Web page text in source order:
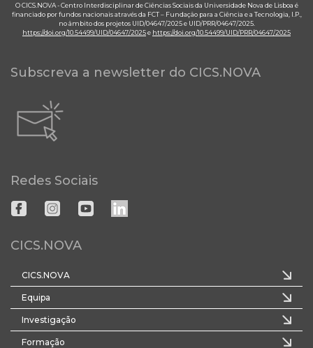
O CICS.NOVA - Centro Interdisciplinar de Ciências Sociais da Universidade Nova de Lisboa é
financiado por fundos nacionais através da FCT – Fundação para a Ciência e a Tecnologia, I.P.,
no âmbito dos projetos UID/04647/2025 e UID/PRR/04647/2025.
https://doi.org/10.54499/UID/04647/2025e https://doi.org/10.54499/UID/PRR/04647/2025
Subscreva a newsletter do CICS.NOVA
Redes Sociais
CICS.NOVA
CICS.NOVA
Equipa
Investigação
Formação